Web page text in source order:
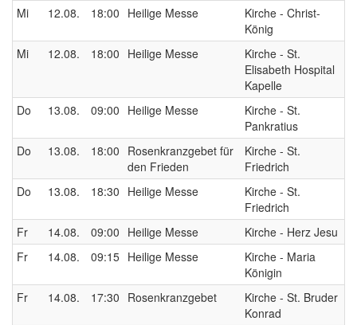
Mi
12.08. 18:00 Heilige Messe
Kirche - Christ-
König
Mi
12.08. 18:00 Heilige Messe
Kirche - St.
Elisabeth Hospital
Kapelle
Do
13.08. 09:00 Heilige Messe
Kirche - St.
Pankratius
Do
13.08. 18:00 Rosenkranzgebet für
den Frieden
Kirche - St.
Friedrich
Do
13.08. 18:30 Heilige Messe
Kirche - St.
Friedrich
Fr
14.08. 09:00 Heilige Messe
Kirche - Herz Jesu
Fr
14.08. 09:15 Heilige Messe
Kirche - Maria
Königin
Fr
14.08. 17:30 Rosenkranzgebet
Kirche - St. Bruder
Konrad